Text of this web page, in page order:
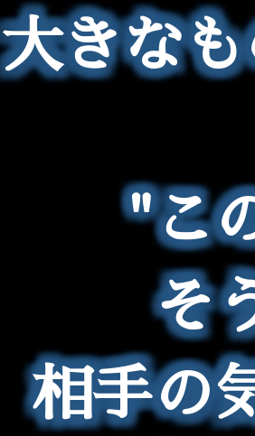
大きな
"こ
そ
相手の